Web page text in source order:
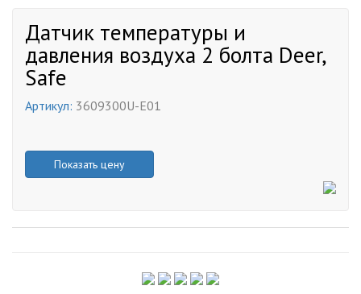
Датчик температуры и
давления воздуха 2 болта Deer,
Safe
Артикул: 3609300U-E01
Показать цену